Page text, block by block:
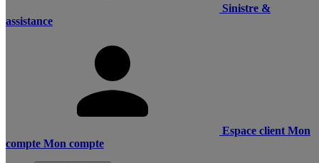
Sinistre &
assistance
Espace client Mon
compte Mon compte